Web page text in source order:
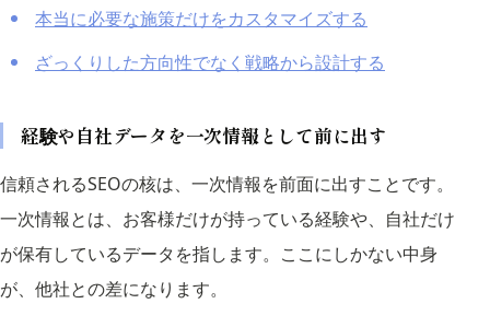
本当に必要な施策だけをカスタマイズする
ざっくりした方向性でなく戦略から設計する
経験や自社データを一次情報として前に出す
信頼されるSEOの核は、一次情報を前面に出すことです。
一次情報とは、お客様だけが持っている経験や、自社だけ
が保有しているデータを指します。ここにしかない中身
が、他社との差になります。